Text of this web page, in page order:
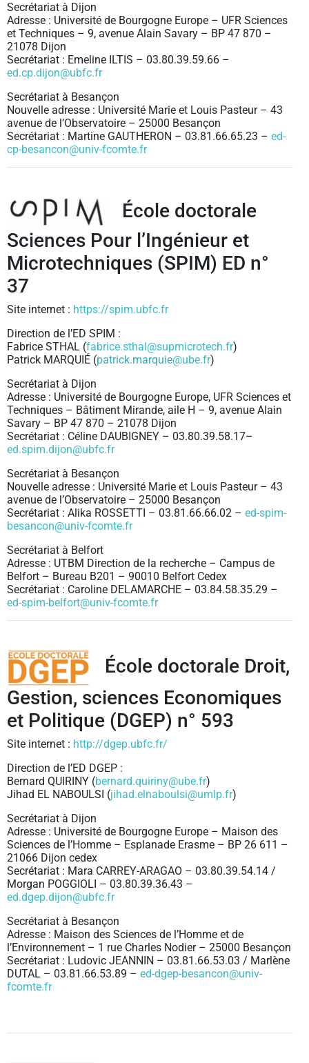
Secrétariat à Dijon
Adresse : Université de Bourgogne Europe – UFR Sciences
et Techniques – 9, avenue Alain Savary – BP 47 870 –
21078 Dijon
Secrétariat : Emeline ILTIS – 03.80.39.59.66 –
ed.cp.dijon@ubfc.fr
Secrétariat à Besançon
Nouvelle adresse : Université Marie et Louis Pasteur – 43
avenue de l’Observatoire – 25000 Besançon
Secrétariat : Martine GAUTHERON – 03.81.66.65.23 – ed-
cp-besancon@univ-fcomte.fr
École doctorale
Sciences Pour l’Ingénieur et
Microtechniques (SPIM) ED n°
37
Site internet : https://spim.ubfc.fr
Direction de l’ED SPIM :
Fabrice STHAL (fabrice.sthal@supmicrotech.fr)
Patrick MARQUIÉ (patrick.marquie@ube.fr)
Secrétariat à Dijon
Adresse : Université de Bourgogne Europe, UFR Sciences et
Techniques – Bâtiment Mirande, aile H – 9, avenue Alain
Savary – BP 47 870 – 21078 Dijon
Secrétariat : Céline DAUBIGNEY – 03.80.39.58.17–
ed.spim.dijon@ubfc.fr
Secrétariat à Besançon
Nouvelle adresse : Université Marie et Louis Pasteur – 43
avenue de l’Observatoire – 25000 Besançon
Secrétariat : Alika ROSSETTI – 03.81.66.66.02 – ed-spim-
besancon@univ-fcomte.fr
Secrétariat à Belfort
Adresse : UTBM Direction de la recherche – Campus de
Belfort – Bureau B201 – 90010 Belfort Cedex
Secrétariat : Caroline DELAMARCHE – 03.84.58.35.29 –
ed-spim-belfort@univ-fcomte.fr
École doctorale Droit,
Gestion, sciences Economiques
et Politique (DGEP) n° 593
Site internet : http://dgep.ubfc.fr/
Direction de l’ED DGEP :
Bernard QUIRINY (bernard.quiriny@ube.fr)
Jihad EL NABOULSI (jihad.elnaboulsi@umlp.fr)
Secrétariat à Dijon
Adresse : Université de Bourgogne Europe – Maison des
Sciences de l’Homme – Esplanade Erasme – BP 26 611 –
21066 Dijon cedex
Secrétariat : Mara CARREY-ARAGAO – 03.80.39.54.14 /
Morgan POGGIOLI – 03.80.39.36.43 –
ed.dgep.dijon@ubfc.fr
Secrétariat à Besançon
Adresse : Maison des Sciences de l’Homme et de
l’Environnement – 1 rue Charles Nodier – 25000 Besançon
Secrétariat : Ludovic JEANNIN – 03.81.66.53.03 / Marlène
DUTAL – 03.81.66.53.89 – ed-dgep-besancon@univ-
fcomte.fr